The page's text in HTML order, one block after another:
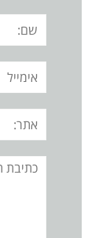
שם:
אימייל
אתר:
תגובה